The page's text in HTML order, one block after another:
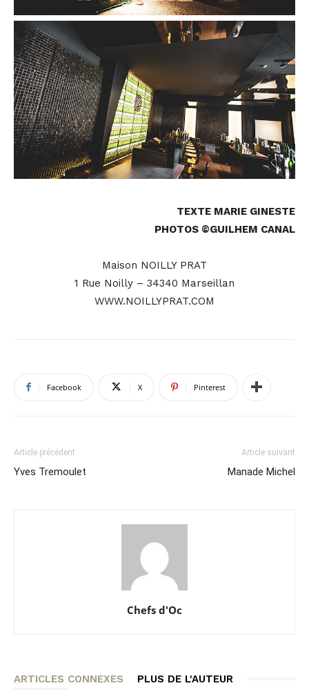
TEXTE MARIE GINESTE
PHOTOS ©GUILHEM CANAL
Maison NOILLY PRAT
1 Rue Noilly – 34340 Marseillan
WWW.NOILLYPRAT.COM
Facebook X Pinterest
Article précédent
Yves Tremoulet
Article suivant
Manade Michel
Chefs d'Oc
ARTICLES CONNEXES PLUS DE L'AUTEUR